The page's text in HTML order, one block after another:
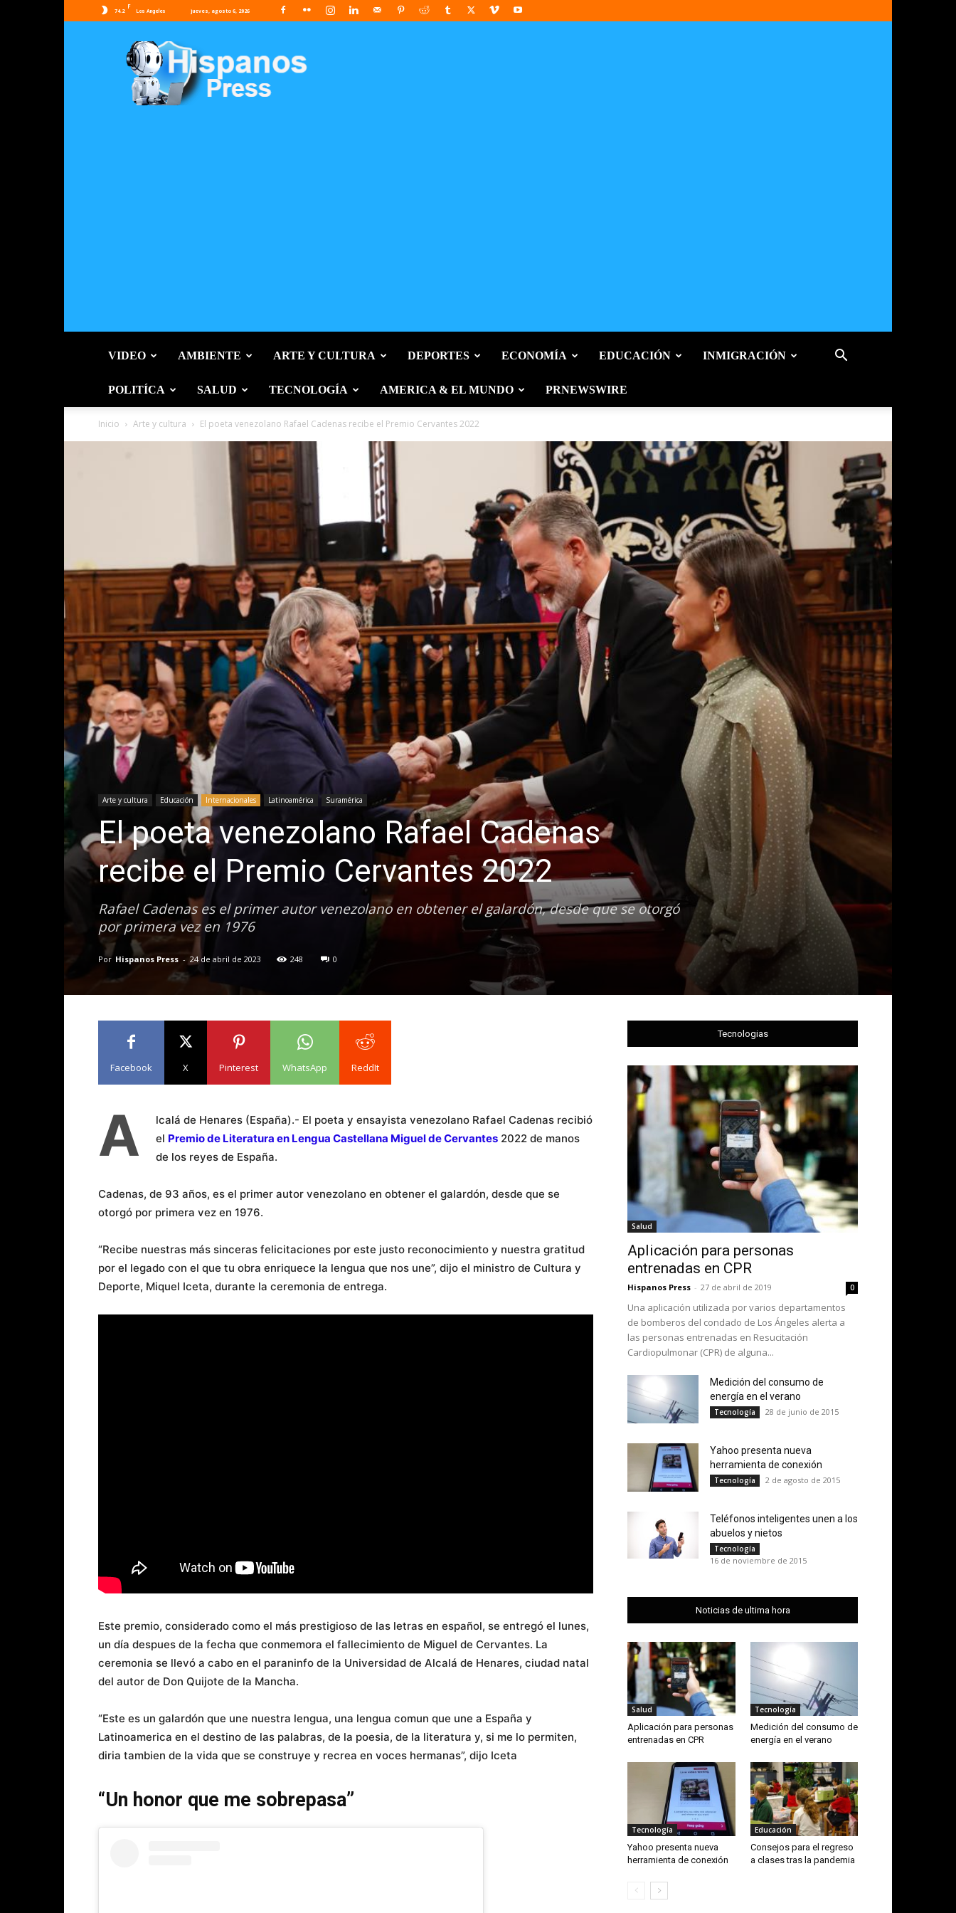
74.2
F
Los Angeles jueves, agosto 6, 2026
Press
VIDEO AMBIENTE ARTE Y CULTURA DEPORTES ECONOMÍA EDUCACIÓN INMIGRACIÓN
POLITÍCA SALUD TECNOLOGÍA AMERICA & EL MUNDO PRNEWSWIRE
Inicio Arte y cultura El poeta venezolano Rafael Cadenas recibe el Premio Cervantes 2022
Arte y cultura Educación Internacionales Latinoamérica Suramérica
El poeta venezolano Rafael Cadenas
recibe el Premio Cervantes 2022
Rafael Cadenas es el primer autor venezolano en obtener el galardón, desde que se otorgó
por primera vez en 1976
Por Hispanos Press - 24 de abril de 2023 248 0
Facebook X Pinterest WhatsApp ReddIt
A
lcalá de Henares (España).- El poeta y ensayista venezolano Rafael Cadenas recibió
el Premio de Literatura en Lengua Castellana Miguel de Cervantes 2022 de manos
de los reyes de España.
Cadenas, de 93 años, es el primer autor venezolano en obtener el galardón, desde que se
otorgó por primera vez en 1976.
“Recibe nuestras más sinceras felicitaciones por este justo reconocimiento y nuestra gratitud
por el legado con el que tu obra enriquece la lengua que nos une”, dijo el ministro de Cultura y
Deporte, Miquel Iceta, durante la ceremonia de entrega.
Este premio, considerado como el más prestigioso de las letras en español, se entregó el lunes,
un día despues de la fecha que conmemora el fallecimiento de Miguel de Cervantes. La
ceremonia se llevó a cabo en el paraninfo de la Universidad de Alcalá de Henares, ciudad natal
del autor de Don Quijote de la Mancha.
“Este es un galardón que une nuestra lengua, una lengua comun que une a España y
Latinoamerica en el destino de las palabras, de la poesia, de la literatura y, si me lo permiten,
diria tambien de la vida que se construye y recrea en voces hermanas”, dijo Iceta
“Un honor que me sobrepasa”
Tecnologias
Salud
Aplicación para personas
entrenadas en CPR
Hispanos Press - 27 de abril de 2019 0
Una aplicación utilizada por varios departamentos
de bomberos del condado de Los Ángeles alerta a
las personas entrenadas en Resucitación
Cardiopulmonar (CPR) de alguna...
Medición del consumo de
energía en el verano
Tecnología 28 de junio de 2015
Yahoo presenta nueva
herramienta de conexión
Tecnología 2 de agosto de 2015
Teléfonos inteligentes unen a los
abuelos y nietos
Tecnología
16 de noviembre de 2015
Noticias de ultima hora
Salud
Aplicación para personas
entrenadas en CPR
Tecnología
Medición del consumo de
energía en el verano
Tecnología
Yahoo presenta nueva
herramienta de conexión
Educación
Consejos para el regreso
a clases tras la pandemia